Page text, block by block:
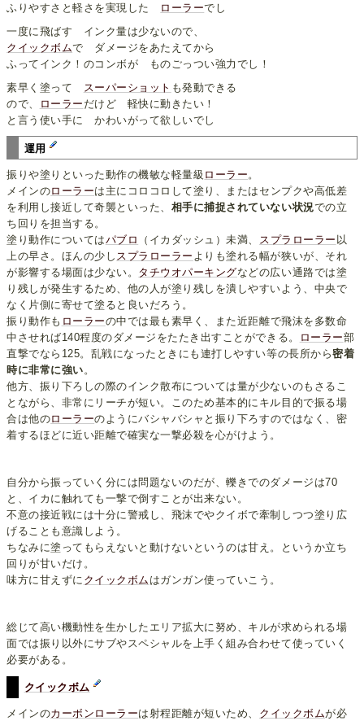
ふりやすさと軽さを実現した
ローラーでし
一度に飛ばす インク量は少ないので、
クイックボムで ダメージをあたえてから
ふってインク！のコンボが ものごっつい強力でし！
素早く塗って
スーパーショット も発動できる
ので、
ローラー だけど 軽快に動きたい！
と言う使い手に かわいがって欲しいでし
運用
振りや塗りといった動作の機敏な軽量級 ローラー。
メインのローラーは主にコロコロして塗り、またはセンプクや高低差
を利用し接近して奇襲といった、 相手に捕捉されていない状況での立
ち回りを担当する。
塗り動作についてはパブロ （イカダッシュ）未満、 スプラローラー 以
上の早さ。ほんの少し スプラローラー よりも塗れる幅が狭いが、それ
が影響する場面は少ない。 タチウオパーキングなどの広い通路では塗
り残しが発生するため、他の人が塗り残しを潰しやすいよう、中央で
なく片側に寄せて塗ると良いだろう。
振り動作も ローラーの中では最も素早く、また近距離で飛沫を多数命
中させれば140程度のダメージをたたき出すことができる。
ローラー部
直撃でなら125。乱戦になったときにも連打しやすい等の長所から密着
時に非常に強い。
他方、振り下ろしの際のインク散布については量が少ないのもさるこ
とながら、非常にリーチが短い。このため基本的にキル目的で振る場
合は他のローラーのようにバシャバシャと振り下ろすのではなく、密
着するほどに近い距離で確実な一撃必殺を心がけよう。
自分から振っていく分には問題ないのだが、轢きでのダメージは70
と、イカに触れても一撃で倒すことが出来ない。
不意の接近戦には十分に警戒し、飛沫でやクイボで牽制しつつ塗り広
げることも意識しよう。
ちなみに塗ってもらえないと動けないというのは甘え。というか立ち
回りが甘いだけ。
味方に甘えずに クイックボム はガンガン使っていこう。
総じて高い機動性を生かしたエリア拡大に努め、キルが求められる場
面では振り以外にサブやスペシャルを上手く組み合わせて使っていく
必要がある。
クイックボム
メインのカーボンローラーは射程距離が短いため、 クイックボムが必